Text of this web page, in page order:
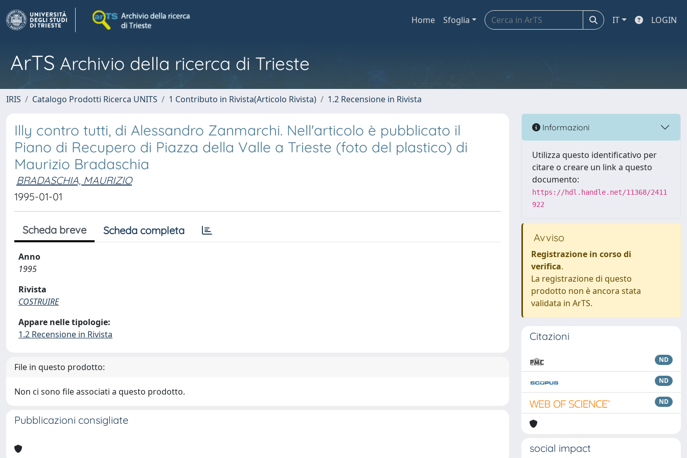
Home Sfoglia IT LOGIN
ArTS Archivio della ricerca di Trieste
IRIS Catalogo Prodotti Ricerca UNITS 1 Contributo in Rivista(Articolo Rivista) 1.2 Recensione in Rivista
Illy contro tutti, di Alessandro Zanmarchi. Nell'articolo è pubblicato il
Piano di Recupero di Piazza della Valle a Trieste (foto del plastico) di
Maurizio Bradaschia
BRADASCHIA, MAURIZIO
1995-01-01
Scheda breve Scheda completa
Anno
1995
Rivista
COSTRUIRE
Appare nelle tipologie:
1.2 Recensione in Rivista
File in questo prodotto:
Non ci sono file associati a questo prodotto.
Pubblicazioni consigliate
Informazioni
Utilizza questo identificativo per
citare o creare un link a questo
documento:
https://hdl.handle.net/11368/2411
922
Avviso
Registrazione in corso di
verifica.
La registrazione di questo
prodotto non è ancora stata
validata in ArTS.
Citazioni
ND
ND
ND
social impact